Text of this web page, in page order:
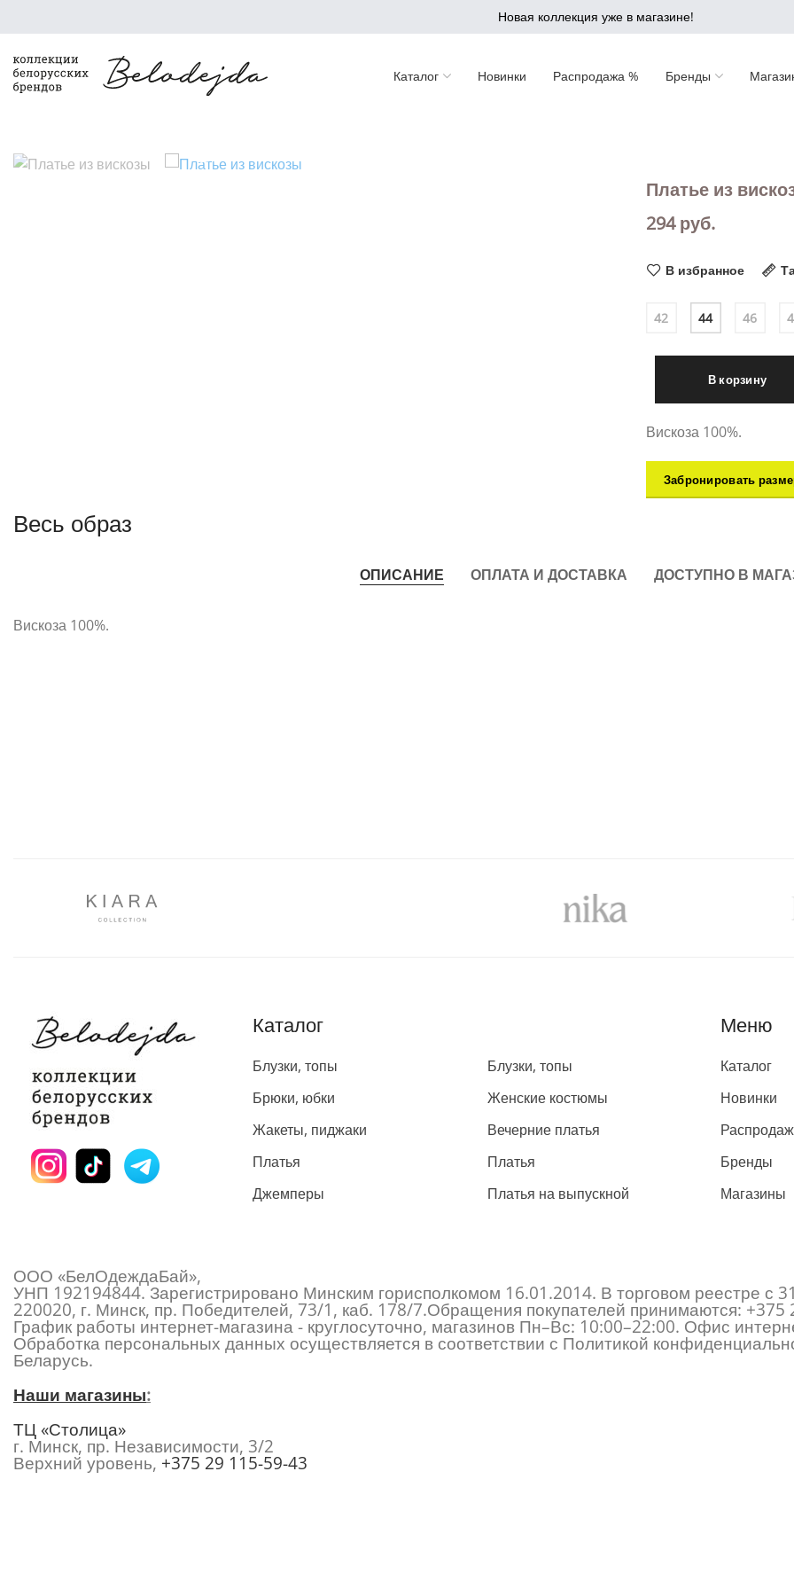
Новая коллекция уже в магазине!
Каталог Новинки Распродажа % Бренды
Платье из
294руб.
В избранное
42 44 46
В корзину
Вискоза 100%.
Забронировать
Весь образ
ОПИСАНИЕ ОПЛАТА И ДОСТАВКА ДОСТУПНО В
Вискоза 100%.
Каталог
Блузки, топы
Брюки, юбки
Жакеты, пиджаки
Платья
Джемперы
Блузки, топы
Женские костюмы
Вечерние платья
Платья
Платья на выпускной
Меню
Каталог
Новинки
Бренды
Магазины
ООО «БелОдеждаБай»,
УНП 192194844. Зарегистрировано Минским горисполкомом 16.01.2014. В торговом реестре с
220020, г. Минск, пр. Победителей, 73/1, каб. 178/7.Обращения покупателей принимаются:+375
График работы интернет-магазина - круглосуточно, магазинов Пн–Вс: 10:00–22:00. Офис
Обработка персональных данных осуществляется в соответствии с Политикой
Беларусь.
Наши магазины:
ТЦ «Столица»
г. Минск, пр. Независимости, 3/2
Верхний уровень, +375 29 115-59-43